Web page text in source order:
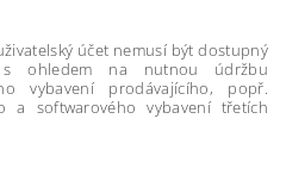
účet nemusí být dostupný
ohledem na nutnou údržbu
vybavení prodávajícího, popř.
a softwarového vybavení třetích